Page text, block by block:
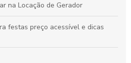
na Locação de Gerador
festas preço acessível e dicas